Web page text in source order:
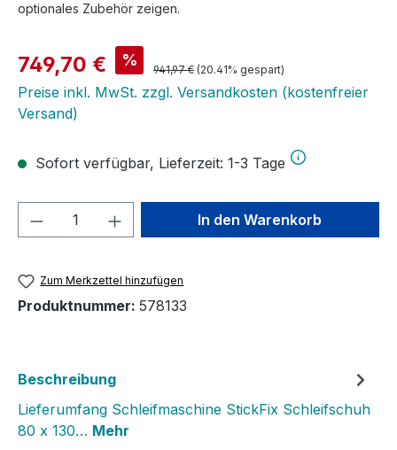
optionales Zubehör zeigen.
Verkaufspreis:
749,70 € % Regulärer Preis:
941,97 € (20.41% gespart)
Preise inkl. MwSt. zzgl. Versandkosten (kostenfreier
Versand)
Sofort verfügbar, Lieferzeit: 1-3 Tage
Produkt Anzahl: Gib denIn den Warenkorb
Zum Merkzettel hinzufügen
Produktnummer: 578133
Beschreibung
Lieferumfang Schleifmaschine StickFix Schleifschuh
80 x 130… Mehr